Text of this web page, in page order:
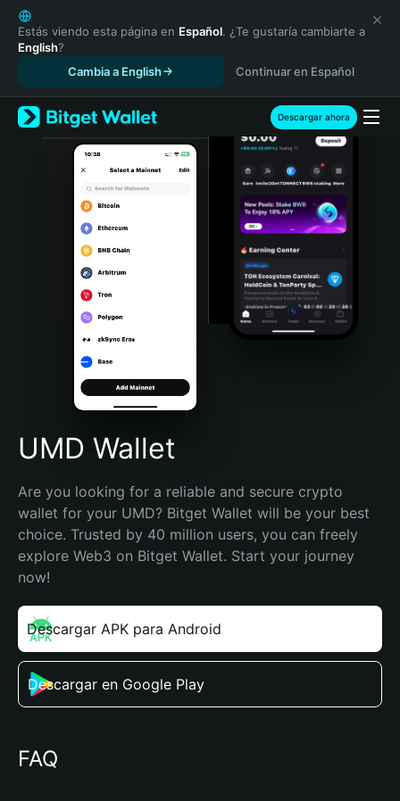
English
日本語
Tiếng Việt
Español (Latinoamérica)
Türkçe
Italiano
Português (Portugal)
Bahasa Indonesia
Português (Brasil)
Español (Argentina)
Estás viendo esta página en Español. ¿Te gustaría cambiarte a
English?
Cambia a English
Continuar en Español
Descargar ahora
UMD Wallet
Are you looking for a reliable and secure crypto
wallet for your UMD? Bitget Wallet will be your best
choice. Trusted by 40 million users, you can freely
explore Web3 on Bitget Wallet. Start your journey
now!
Descargar APK para Android
Descargar en Google Play
FAQ